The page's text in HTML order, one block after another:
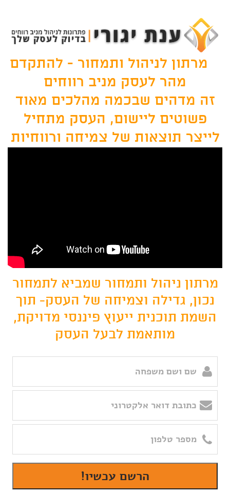
מרתון לניהול ותמחור - להתקדם
מהר לעסק מניב רווחים
זה מדהים שבכמה מהלכים מאוד
פשוטים ליישום, העסק מתחיל
לייצר תוצאות של צמיחה ורווחיות
מרתון ניהול ותמחור שמביא לתמחור
נכון, גדילה וצמיחה של העסק- תוך
השמת תוכנית ייעוץ פיננסי מדויקת,
מותאמת לבעל העסק